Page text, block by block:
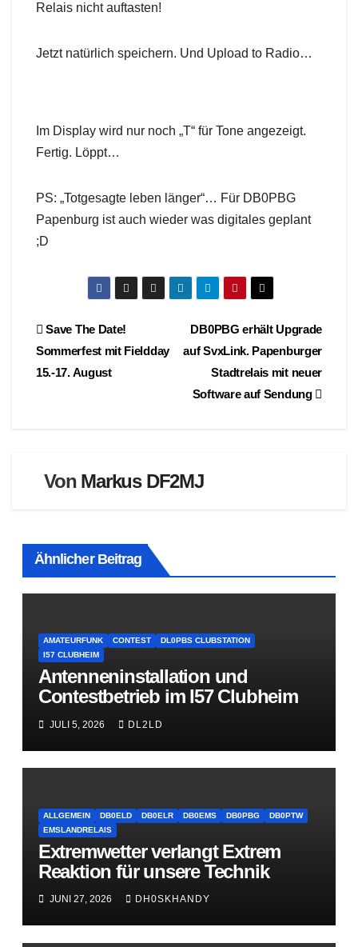
Relais nicht auftasten!
Jetzt natürlich speichern. Und Upload to Radio…
Im Display wird nur noch „T“ für Tone angezeigt.
Fertig. Löppt…
PS: „Totgesagte leben länger“… Für DB0PBG
Papenburg ist auch wieder was digitales geplant
;D
BeitragsnavigationDB0PBG erhält Upgrade
auf SvxLink. Papenburger
Stadtrelais mit neuer
Software auf Sendung
Save The Date!
Sommerfest mit Fieldday
15.-17. August
Von Markus DF2MJ
Ähnlicher Beitrag
AMATEURFUNK CONTEST
DL0PBS CLUBSTATION
I57 CLUBHEIM
Antenneninstallation und
Contestbetrieb im I57 Clubheim
JULI 5, 2026 DL2LD
ALLGEMEIN DB0ELD DB0ELR DB0EMS DB0PBG
DB0PTW
EMSLANDRELAIS
Extremwetter verlangt Extrem
Reaktion für unsere Technik
JUNI 27, 2026 DH0SKHANDY